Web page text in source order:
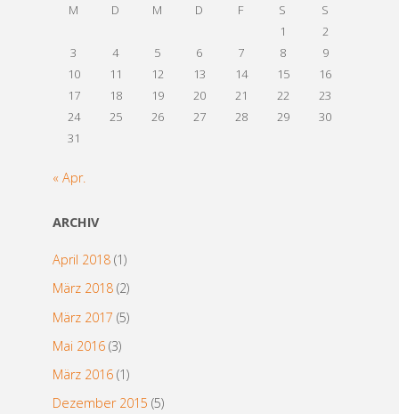
M
D M D F S
S
1
2
3
4 5 6 7 8
9
10
11 12 13 14 15
16
17
18 19 20 21 22
23
24
25 26 27 28 29
30
31
« Apr.
ARCHIV
April 2018(1)
März 2018(2)
März 2017 (5)
Mai 2016(3)
März 2016(1)
Dezember 2015 (5)